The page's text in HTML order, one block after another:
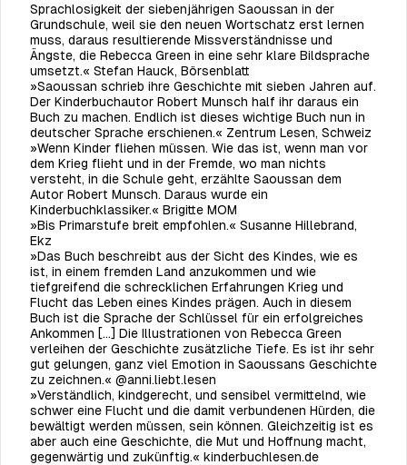
Sprachlosigkeit der siebenjährigen Saoussan in der
Grundschule, weil sie den neuen Wortschatz erst lernen
muss, daraus resultierende Missverständnisse und
Ängste, die Rebecca Green in eine sehr klare Bildsprache
umsetzt.« Stefan Hauck, Börsenblatt
»Saoussan schrieb ihre Geschichte mit sieben Jahren auf.
Der Kinderbuchautor Robert Munsch half ihr daraus ein
Buch zu machen. Endlich ist dieses wichtige Buch nun in
deutscher Sprache erschienen.« Zentrum Lesen, Schweiz
»Wenn Kinder fliehen müssen. Wie das ist, wenn man vor
dem Krieg flieht und in der Fremde, wo man nichts
versteht, in die Schule geht, erzählte Saoussan dem
Autor Robert Munsch. Daraus wurde ein
Kinderbuchklassiker.« Brigitte MOM
»Bis Primarstufe breit empfohlen.« Susanne Hillebrand,
Ekz
»Das Buch beschreibt aus der Sicht des Kindes, wie es
ist, in einem fremden Land anzukommen und wie
tiefgreifend die schrecklichen Erfahrungen Krieg und
Flucht das Leben eines Kindes prägen. Auch in diesem
Buch ist die Sprache der Schlüssel für ein erfolgreiches
Ankommen [...] Die Illustrationen von Rebecca Green
verleihen der Geschichte zusätzliche Tiefe. Es ist ihr sehr
gut gelungen, ganz viel Emotion in Saoussans Geschichte
zu zeichnen.« @anni.liebt.lesen
»Verständlich, kindgerecht, und sensibel vermittelnd, wie
schwer eine Flucht und die damit verbundenen Hürden, die
bewältigt werden müssen, sein können. Gleichzeitig ist es
aber auch eine Geschichte, die Mut und Hoffnung macht,
gegenwärtig und zukünftig.« kinderbuchlesen.de